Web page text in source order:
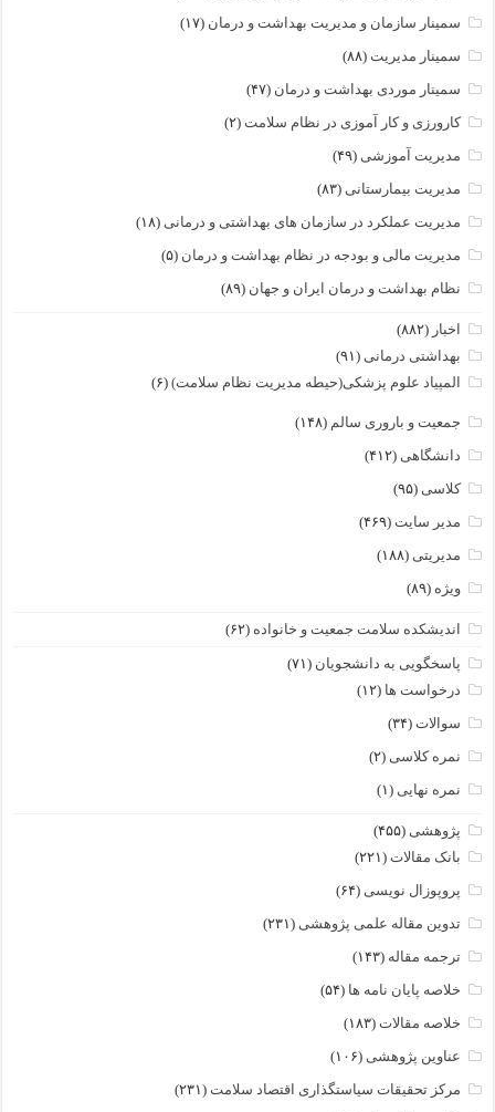
سمینار سازمان و مدیریت بهداشت و درمان (۱۷)
سمینار مدیریت (۸۸)
سمینار موردی بهداشت و درمان (۴۷)
کارورزی و کار آموزی در نظام سلامت (۲)
مدیریت آموزشی (۴۹)
مدیریت بیمارستانی (۸۳)
مدیریت عملکرد در سازمان های بهداشتی و درمانی (۱۸)
مدیریت مالی و بودجه در نظام بهداشت و درمان (۵)
نظام بهداشت و درمان ایران و جهان (۸۹)
اخبار (۸۸۲)
بهداشتی درمانی (۹۱)
المپیاد علوم پزشکی(حیطه مدیریت نظام سلامت) (۶)
جمعیت و باروری سالم (۱۴۸)
دانشگاهی (۴۱۲)
کلاسی (۹۵)
مدیر سایت (۴۶۹)
مدیریتی (۱۸۸)
ویژه (۸۹)
اندیشکده سلامت جمعیت و خانواده (۶۲)
پاسخگویی به دانشجویان (۷۱)
درخواست ها (۱۲)
سوالات (۳۴)
نمره کلاسی (۲)
نمره نهایی (۱)
پژوهشی (۴۵۵)
بانک مقالات (۲۲۱)
پروپوزال نویسی (۶۴)
تدوین مقاله علمی پژوهشی (۲۳۱)
ترجمه مقاله (۱۴۳)
خلاصه پایان نامه ها (۵۴)
خلاصه مقالات (۱۸۳)
عناوین پژوهشی (۱۰۶)
مرکز تحقیقات سیاستگذاری اقتصاد سلامت (۲۳۱)